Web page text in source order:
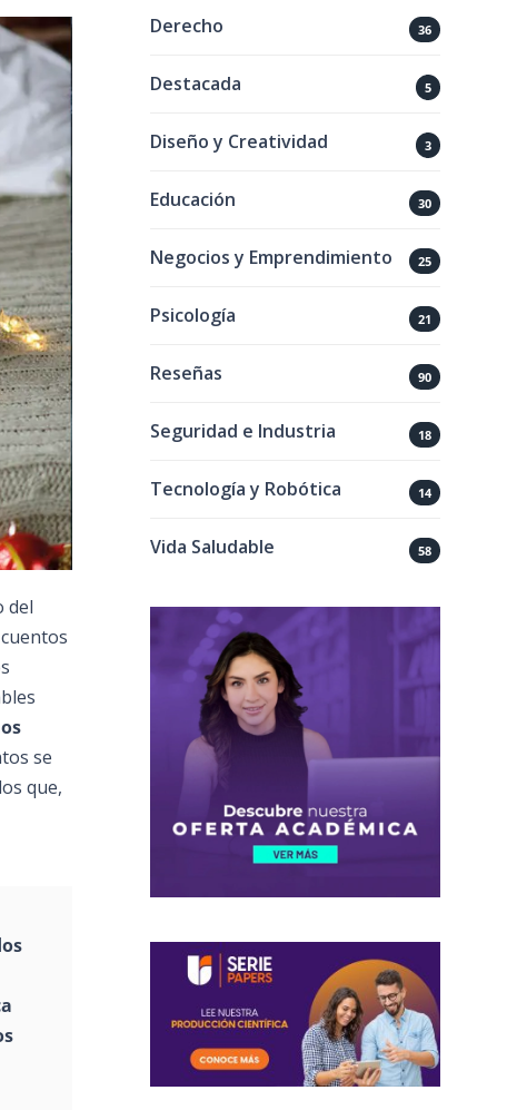
del
se
que,
Derecho 36
Destacada 5
Diseño y Creatividad 3
Educación 30
Negocios y Emprendimiento 25
Psicología 21
Reseñas 90
Seguridad e Industria 18
Tecnología y Robótica 14
Vida Saludable 58